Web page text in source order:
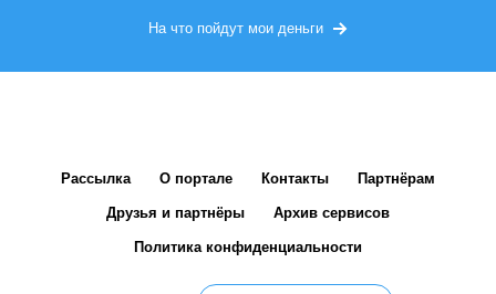
На что пойдут мои деньги
Рассылка О портале Контакты Партнёрам
Друзья и партнёры Архив сервисов
Политика конфиденциальности